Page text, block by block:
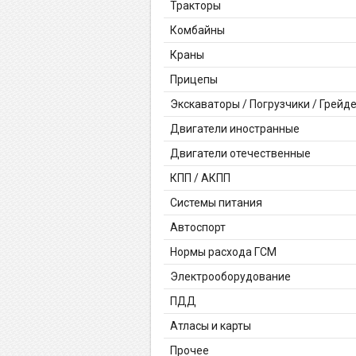
Тракторы
Комбайны
Краны
Прицепы
Экскаваторы / Погрузчики /
Двигатели иностранные
Двигатели отечественные
КПП / АКПП
Системы питания
Автоспорт
Нормы расхода ГСМ
Электрооборудование
ПДД
Атласы и карты
Прочее